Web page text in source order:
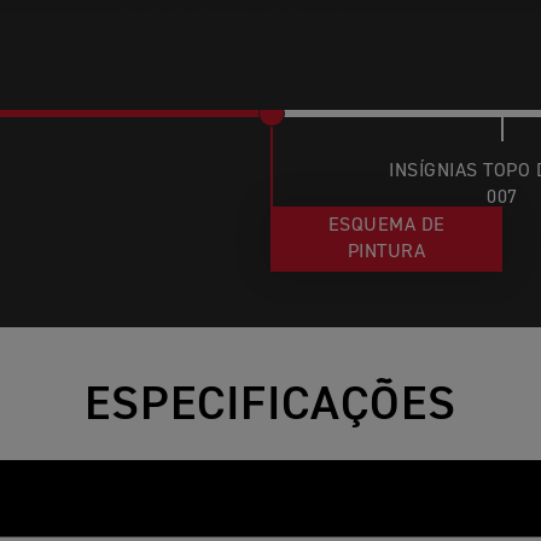
ESQUEMA DE
PINTURA
INSÍGNIAS TOPO
007
ESPECIFICAÇÕES